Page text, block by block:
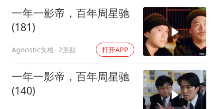
一年一影帝，百年周星驰
(181)
Agnostic失格 2跟贴 打开APP
一年一影帝，百年周星驰
(140)